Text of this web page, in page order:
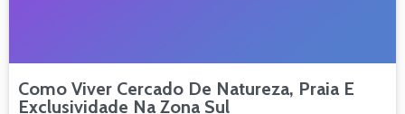
Como Viver Cercado De Natureza, Praia E
Exclusividade Na Zona Sul